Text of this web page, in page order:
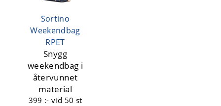
Sortino
Weekendbag
RPET
Snygg
weekendbag i
återvunnet
material
399 :-vid 50 st